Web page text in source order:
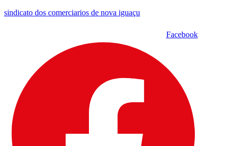
sindicato dos comerciarios de nova iguaçu
Facebook